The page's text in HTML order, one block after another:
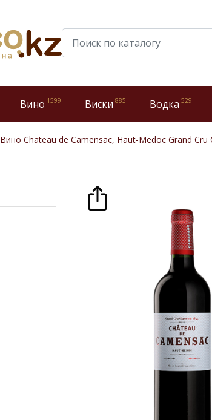
Вино 1599 Виски 885 Водка 529
Вино Chateau de Camensac, Haut-Medoc Grand Cru